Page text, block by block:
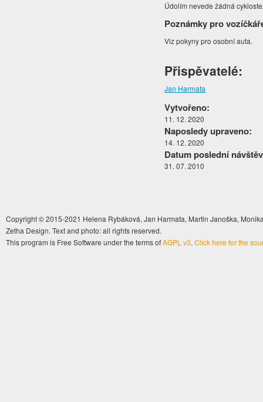
Údolím nevede žádná
Poznámky pro
Viz pokyny pro osobní auta.
Přispěvatelé:
Jan Harmata
Vytvořeno:
11. 12. 2020
Naposledy upraveno:
14. 12. 2020
Datum poslední
31. 07. 2010
Copyright © 2015-2021 Helena Rybáková, Jan Harmata, Martin Janoška,
Zetha Design. Text and photo: all rights reserved.
This program is Free Software under the terms ofAGPL v3. Click here for the